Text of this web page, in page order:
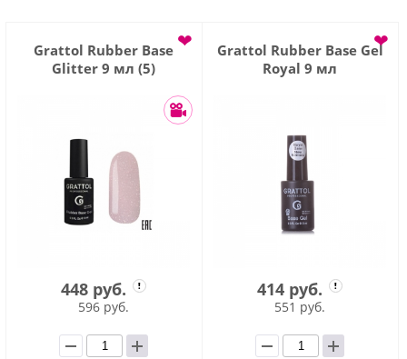
Grattol Rubber Base
Glitter 9 мл (5)
❤
448 руб.
596 руб.
Grattol Rubber Base Gel
Royal 9 мл
❤
414 руб.
551 руб.